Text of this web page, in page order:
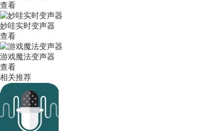
查看
妙哇实时变声器
查看
游戏魔法变声器
查看
相关推荐